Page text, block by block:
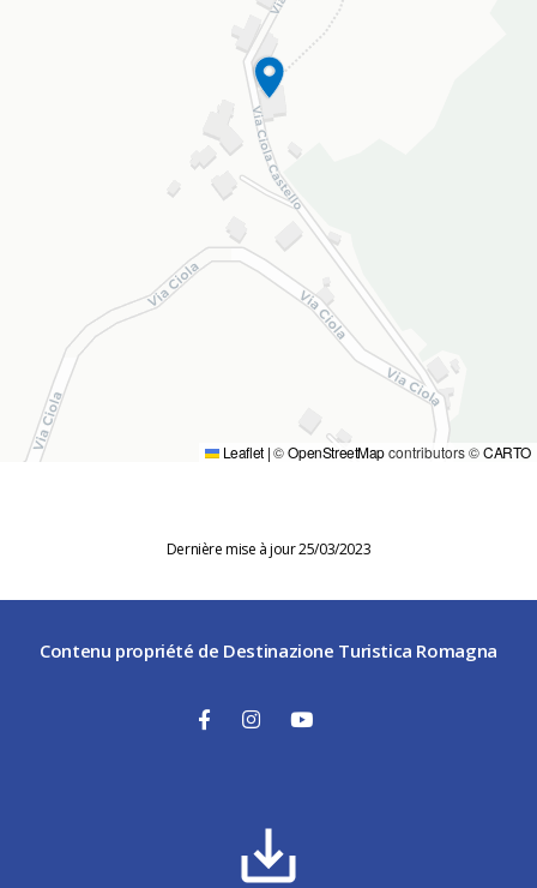
Leaflet |©OpenStreetMapcontributors ©CARTO
Dernière mise à jour 25/03/2023
Contenu propriété de Destinazione Turistica Romagna